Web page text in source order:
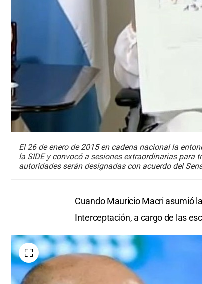
El 26 de enero de 2015 en cadena nacional la
la SIDE y convocó a sesiones extraordinarias para
autoridades serán designadas con acuerdo del
Cuando Mauricio Macri asumió
Interceptación, a cargo de las